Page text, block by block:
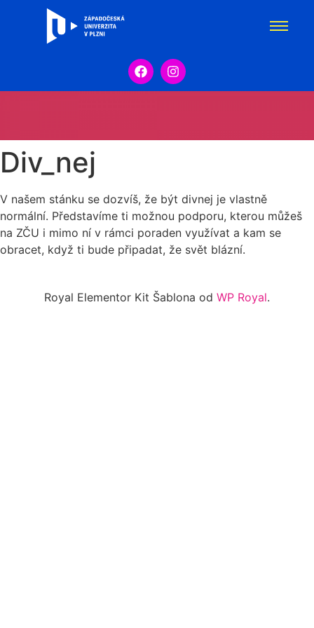
Div_nej
V našem stánku se dozvíš, že být divnej je vlastně
normální. Představíme ti možnou podporu, kterou můžeš
na ZČU i mimo ní v rámci poraden využívat a kam se
obracet, když ti bude připadat, že svět blázní.
Royal Elementor Kit Šablona od WP Royal.